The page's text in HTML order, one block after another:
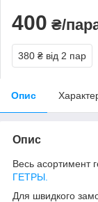
400 ₴/
380 ₴ від 2 пар
Опис
Опис
Весь асортимент
ГЕТРЫ.
Для швидкого